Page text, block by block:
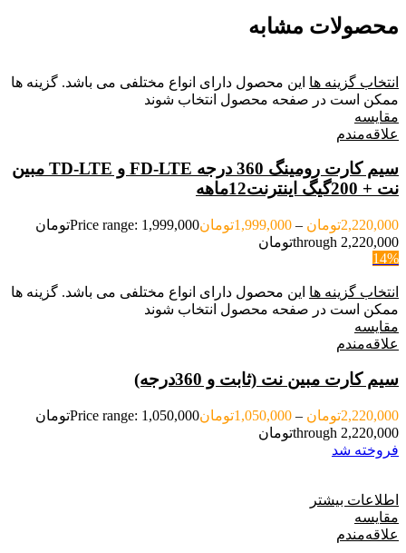
محصولات مشابه
انتخاب گزینه ها این محصول دارای انواع مختلفی می باشد. گزینه ها
ممکن است در صفحه محصول انتخاب شوند
مقایسه
علاقه‌مندم
سیم کارت رومینگ 360 درجه FD-LTE و TD-LTE مبین
نت + 200گیگ اینترنت12ماهه
2,220,000تومان –
1,999,000تومان
Price range: 1,999,000تومان
through 2,220,000تومان
14%
انتخاب گزینه ها این محصول دارای انواع مختلفی می باشد. گزینه ها
ممکن است در صفحه محصول انتخاب شوند
مقایسه
علاقه‌مندم
سیم کارت مبین نت (ثابت و 360درجه)
2,220,000تومان –
1,050,000تومان
Price range: 1,050,000تومان
through 2,220,000تومان
فروخته شد
اطلاعات بیشتر
مقایسه
علاقه‌مندم